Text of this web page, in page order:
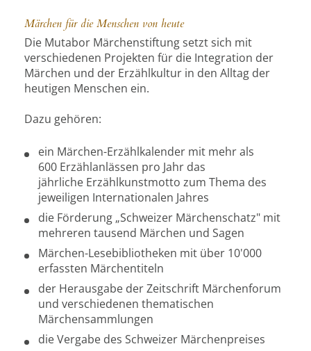
Märchen für die Menschen von heute
Die Mutabor Märchenstiftung setzt sich mit
verschiedenen Projekten für die Integration der
Märchen und der Erzählkultur in den Alltag der
heutigen Menschen ein.
Dazu gehören:
ein Märchen-Erzählkalender mit mehr als
600 Erzählanlässen pro Jahr das
jährliche Erzählkunstmotto zum Thema des
jeweiligen Internationalen Jahres
die Förderung „Schweizer Märchenschatz" mit
mehreren tausend Märchen und Sagen
Märchen-Lesebibliotheken mit über 10'000
erfassten Märchentiteln
der Herausgabe der Zeitschrift Märchenforum
und verschiedenen thematischen
Märchensammlungen
die Vergabe des Schweizer Märchenpreises